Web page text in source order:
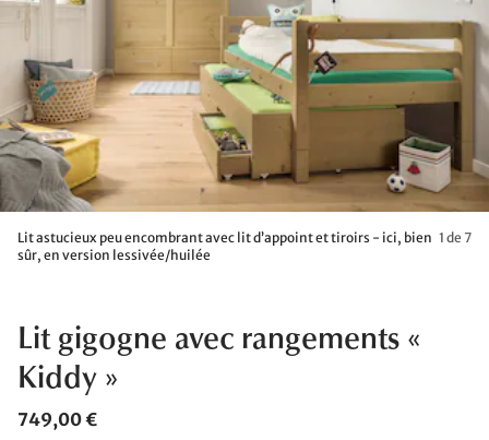
Lit astucieux peu encombrant avec lit d’appoint et tiroirs - ici, bien
sûr, en version lessivée/huilée
1 de 7
Lit gigogne avec rangements «
Kiddy »
749,00 €